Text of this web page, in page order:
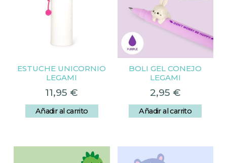
ESTUCHE UNICORNIO
LEGAMI
11,95 €
Añadir al carrito
BOLI GEL CONEJO
LEGAMI
2,95 €
Añadir al carrito